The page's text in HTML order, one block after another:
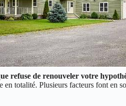
refuse de renouveler votre
en totalité. Plusieurs facteurs font en